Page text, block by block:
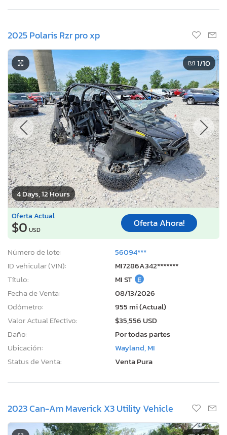
2025 Polaris Rzr pro xp
4 Days, 12 Hours
1/10
Oferta Actual
$0 USD
Oferta Ahora!
Número de lote:
56094***
ID vehicular (VIN):
MI7286A342*******
Título:
MI ST E
Fecha de Venta:
08/13/2026
Odómetro:
955 mi (Actual)
Valor Actual Efectivo:
$35,556 USD
Daño:
Por todas partes
Ubicación:
Wayland, MI
Status de Venta:
Venta Pura
2023 Can-Am Maverick X3 Utility Vehicle